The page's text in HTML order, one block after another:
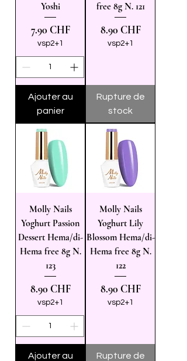
Yoshi
Prix
7.90 CHF
vsp2+1
Ajouter au
panier
free 8g N. 121
Prix
8.90 CHF
vsp2+1
Rupture de
stock
Molly Nails
Yoghurt Passion
Dessert Hema/di-
Hema free 8g N.
123
Prix
8.90 CHF
vsp2+1
Ajouter au
Molly Nails
Yoghurt Lily
Blossom Hema/di-
Hema free 8g N.
122
Prix
8.90 CHF
vsp2+1
Rupture de